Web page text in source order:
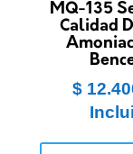
MQ-135
Calidad
$